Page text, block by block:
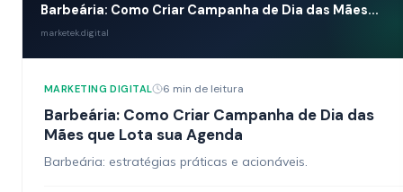
Barbeária: Como Criar Campanha de Dia das Mães...
marketek.digital
MARKETING DIGITAL 6 min de leitura
Barbeária: Como Criar Campanha de Dia das
Mães que Lota sua Agenda
Barbeária: estratégias práticas e acionáveis.